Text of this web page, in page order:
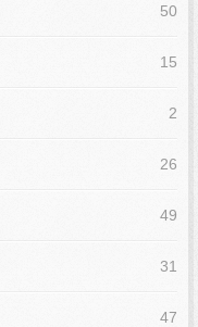
50
15
2
26
49
31
47